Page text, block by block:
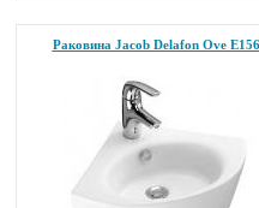
Раковина Jacob Delafon Ove